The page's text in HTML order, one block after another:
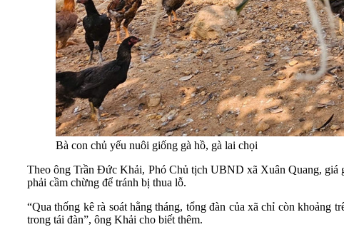
Bà con chủ yếu nuôi giống gà hồ, gà lai chọi
Theo ông Trần Đức Khải, Phó Chủ tịch UBND xã Xuân Quang, giá
phải cầm chừng để tránh bị thua lỗ.
“Qua thống kê rà soát hằng tháng, tổng đàn của xã chỉ còn
trong tái đàn”, ông Khải cho biết thêm.